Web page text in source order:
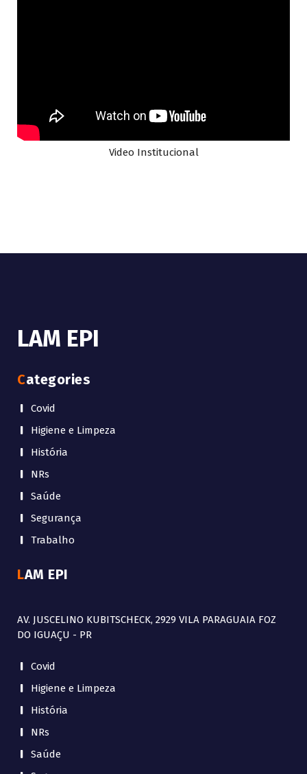
Video Institucional
LAM EPI
Categories
Covid
Higiene e Limpeza
História
NRs
Saúde
Segurança
Trabalho
LAM EPI
AV. JUSCELINO KUBITSCHECK, 2929 VILA PARAGUAIA FOZ
DO IGUAÇU - PR
Covid
Higiene e Limpeza
História
NRs
Saúde